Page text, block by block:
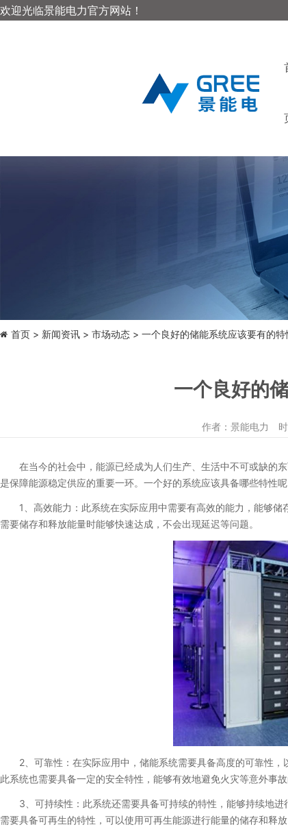
欢迎光临景能电力官方网站！
首页 新闻资讯 市场动态> 一个良好的储能系统应该要有的特
一个良好的
作者：景能电力
在当今的社会中，能源已经成为人们生产、生活中不可或缺的
是保障能源稳定供应的重要一环。一个好的系统应该具备哪些特性
1、高效能力：此系统在实际应用中需要有高效的能力，能够储
需要储存和释放能量时能够快速达成，不会出现延迟等问题。
2、可靠性：在实际应用中，储能系统需要具备高度的可靠性，
此系统也需要具备一定的安全特性，能够有效地避免火灾等意外事故
3、可持续性：此系统还需要具备可持续的特性，能够持续地进
需要具备可再生的特性，可以使用可再生能源进行能量的储存和释